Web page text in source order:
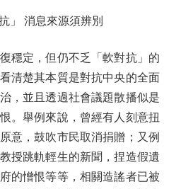
消息來源須辨別
定，但仍不乏「軟對抗」的
清楚其本質是對抗中央的全面
，並且透過社會議題散播似是
。舉例來說，曾經有人刻意扭
意，鼓吹市民取消捐贈；又例
授跳軌輕生的新聞，捏造假遺
的憎恨等等，相關造謠者已被